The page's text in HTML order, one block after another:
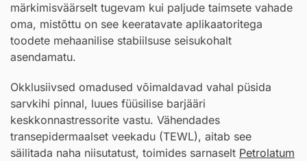
märkimisväärselt tugevam kui paljude taimsete vahade
oma, mistõttu on see keeratavate aplikaatoritega
toodete mehaanilise stabiilsuse seisukohalt
asendamatu.
Okklusiivsed omadused võimaldavad vahal püsida
sarvkihi pinnal, luues füüsilise barjääri
keskkonnastressorite vastu. Vähendades
transepidermaalset veekadu (TEWL), aitab see
säilitada naha niisutatust, toimides sarnaselt Petrolatum